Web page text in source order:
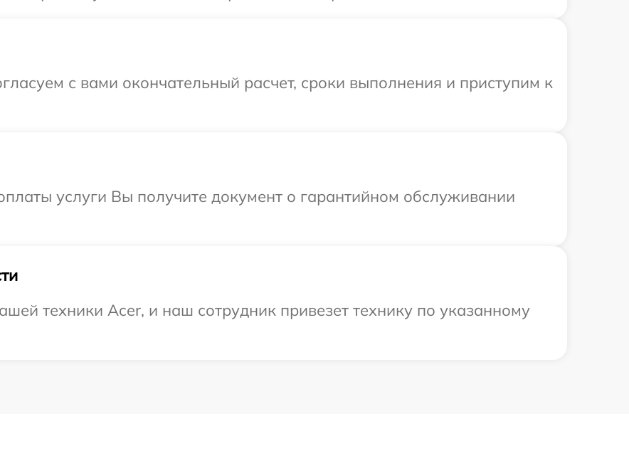
с вами окончательный расчет, сроки выполнения и приступим к
услуги Вы получите документ о гарантийном обслуживании
техники Acer, и наш сотрудник привезет технику по указанному